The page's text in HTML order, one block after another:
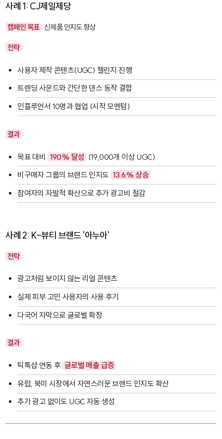
사례 1: CJ제일제당
캠페인 목표 : 신제품 인지도 향상
전략 :
사용자 제작 콘텐츠(UGC) 챌린지 진행
트렌딩 사운드와 간단한 댄스 동작 결합
인플루언서 10명과 협업 (시작 모멘텀)
결과 :
목표 대비 190% 달성 (19,000개 이상 UGC)
비구매자 그룹의 브랜드 인지도 13.6% 상승
참여자의 자발적 확산으로 추가 광고비 절감
사례 2: K-뷰티 브랜드 '아누아'
전략 :
광고처럼 보이지 않는 리얼 콘텐츠
실제 피부 고민 사용자의 사용 후기
다국어 자막으로 글로벌 확장
결과 :
틱톡샵 연동 후 글로벌 매출 급증
유럽, 북미 시장에서 자연스러운 브랜드 인지도 확산
추가 광고 없이도 UGC 자동 생성